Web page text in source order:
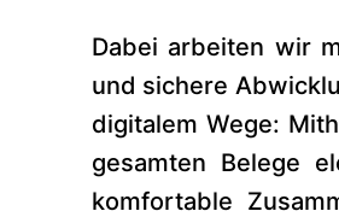
Dabei arbeiten wir
und sichere
digitalem Wege:
gesamten Belege
komfortable